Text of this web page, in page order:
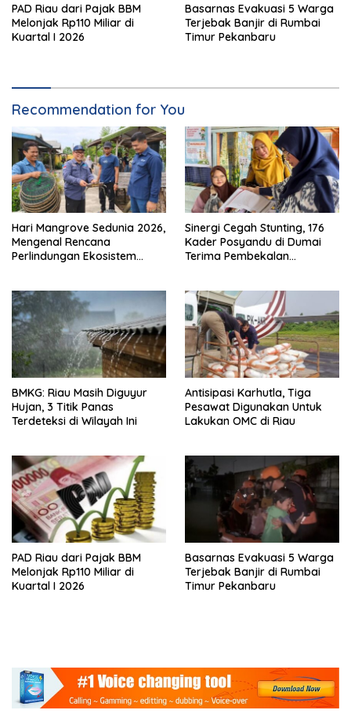
PAD Riau dari Pajak BBM
Melonjak Rp110 Miliar di
Kuartal I 2026
Basarnas Evakuasi 5 Warga
Terjebak Banjir di Rumbai
Timur Pekanbaru
Recommendation for You
Hari Mangrove Sedunia 2026,
Mengenal Rencana
Perlindungan Ekosistem
Sinergi Cegah Stunting, 176
Kader Posyandu di Dumai
Terima Pembekalan
BMKG: Riau Masih Diguyur
Hujan, 3 Titik Panas
Terdeteksi di Wilayah Ini
Antisipasi Karhutla, Tiga
Pesawat Digunakan Untuk
Lakukan OMC di Riau
PAD Riau dari Pajak BBM
Melonjak Rp110 Miliar di
Kuartal I 2026
Basarnas Evakuasi 5 Warga
Terjebak Banjir di Rumbai
Timur Pekanbaru